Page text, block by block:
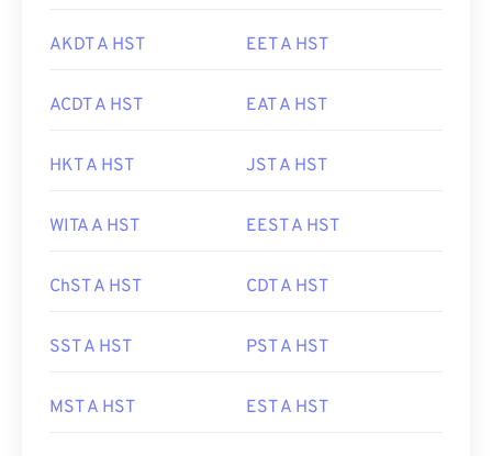
AKDT A HST EET A HST
ACDT A HST EAT A HST
HKT A HST JST A HST
WITA A HST EEST A HST
ChST A HST CDT A HST
SST A HST PST A HST
MST A HST EST A HST